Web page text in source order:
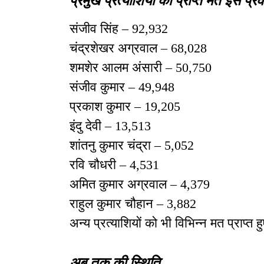
संजीव सिंह – 92,932
चंद्रशेखर अग्रवाल – 68,028
शमशेर आलम अंसारी – 50,750
संजीव कुमार – 49,948
प्रकाश कुमार – 19,205
इंदु देवी – 13,513
शांतनु कुमार चंद्रा – 5,052
रवि चौधरी – 4,531
अमित कुमार अग्रवाल – 4,379
राहुल कुमार चौहान – 3,882
अन्य प्रत्याशियों को भी विभिन्न मत प्राप्त